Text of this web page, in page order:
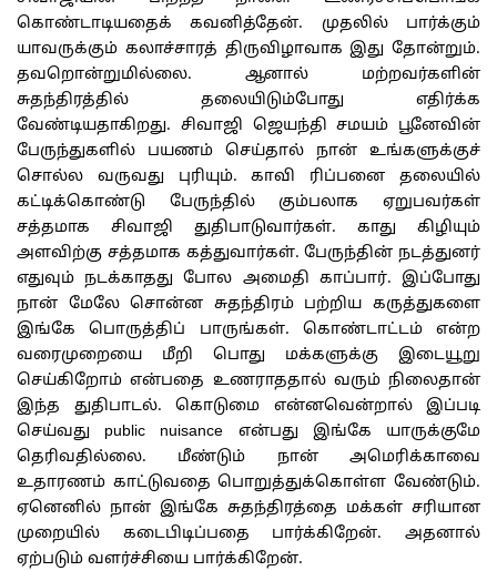
கொண்டாடியதைக் கவனித்தேன். முதலில் பார்க்கும்
யாவருக்கும் கலாச்சாரத் திருவிழாவாக இது தோன்றும்.
தவறொன்றுமில்லை. ஆனால் மற்றவர்களின்
சுதந்திரத்தில் தலையிடும்போது எதிர்க்க
வேண்டியதாகிறது. சிவாஜி ஜெயந்தி சமயம் பூனேவின்
பேருந்துகளில் பயணம் செய்தால் நான் உங்களுக்குச்
சொல்ல வருவது புரியும். காவி ரிப்பனை தலையில்
கட்டிக்கொண்டு பேருந்தில் கும்பலாக ஏறுபவர்கள்
சத்தமாக சிவாஜி துதிபாடுவார்கள். காது கிழியும்
அளவிற்கு சத்தமாக கத்துவார்கள். பேருந்தின் நடத்துனர்
எதுவும் நடக்காதது போல அமைதி காப்பார். இப்போது
நான் மேலே சொன்ன சுதந்திரம் பற்றிய கருத்துகளை
இங்கே பொருத்திப் பாருங்கள். கொண்டாட்டம் என்ற
வரைமுறையை மீறி பொது மக்களுக்கு இடையூறு
செய்கிறோம் என்பதை உணராததால் வரும் நிலைதான்
இந்த துதிபாடல். கொடுமை என்னவென்றால் இப்படி
செய்வது public nuisance என்பது இங்கே யாருக்குமே
தெரிவதில்லை. மீண்டும் நான் அமெரிக்காவை
உதாரணம் காட்டுவதை பொறுத்துக்கொள்ள வேண்டும்.
ஏனெனில் நான் இங்கே சுதந்திரத்தை மக்கள் சரியான
முறையில் கடைபிடிப்பதை பார்க்கிறேன். அதனால்
ஏற்படும் வளர்ச்சியை பார்க்கிறேன்.